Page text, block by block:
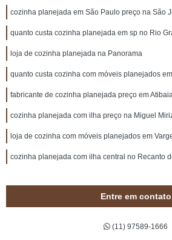
cozinha planejada em São Paulo preço na São
quanto custa cozinha planejada em sp no Rio
loja de cozinha planejada na Panorama
quanto custa cozinha com móveis planejados
fabricante de cozinha planejada preço em
cozinha planejada com ilha preço na Miguel
loja de cozinha com móveis planejados em
cozinha planejada com ilha central no Recanto
Entre em contato
(11) 97589-1666